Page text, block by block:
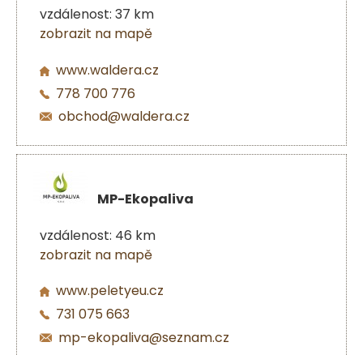
vzdálenost: 37 km
zobrazit na mapě
www.waldera.cz
778 700 776
obchod@waldera.cz
MP-Ekopaliva
vzdálenost: 46 km
zobrazit na mapě
www.peletyeu.cz
731 075 663
mp-ekopaliva@seznam.cz